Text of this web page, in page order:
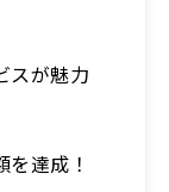
スが魅力
達成！